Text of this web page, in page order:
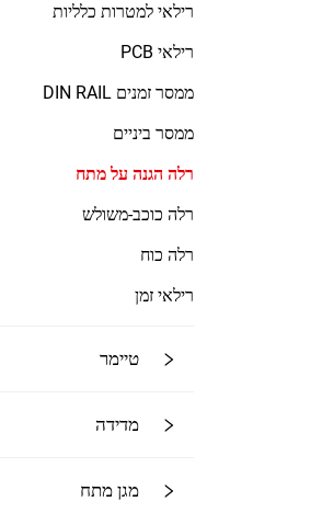
רילאי למטרות כלליות
רילאי PCB
ממסר זמנים DIN RAIL
ממסר ביניים
רלה הגנה על מתח
רלה כוכב-משולש
רלה כוח
רילאי זמן
טיימר
מדידה
מגן מתח